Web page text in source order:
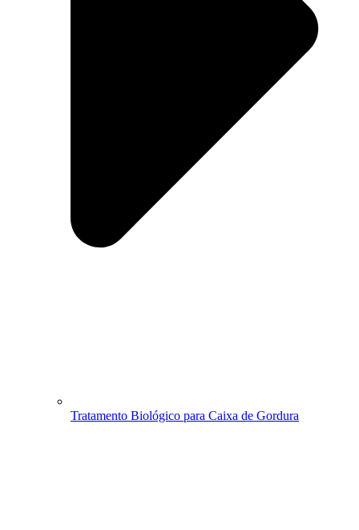
Tratamento Biológico para Caixa de Gordura